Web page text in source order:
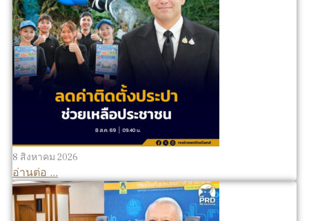
8 สิงหาคม 2026
อ่านต่อ ...